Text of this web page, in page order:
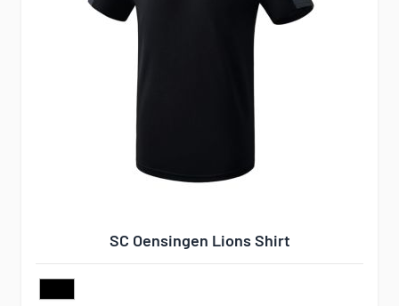
SC Oensingen Lions Shirt